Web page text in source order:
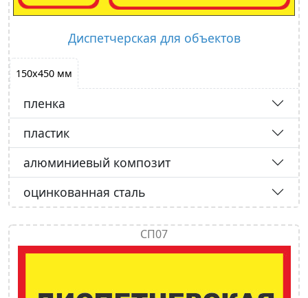
Диспетчерская для объектов
150х450 мм
пленка
пластик
алюминиевый композит
оцинкованная сталь
СП07